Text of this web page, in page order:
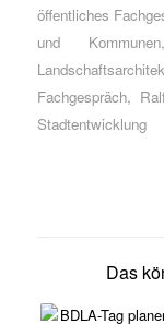
öffentliches
und Kommunen
Fachgespräch,
Stadtentwicklung
Das